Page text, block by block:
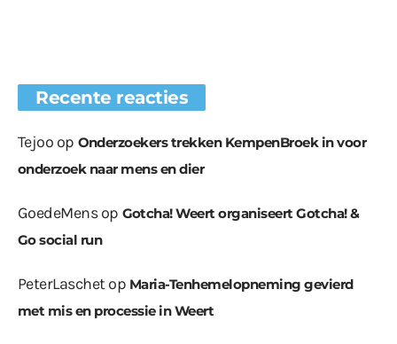
Recente reacties
Tejoo op Onderzoekers trekken KempenBroek in voor
onderzoek naar mens en dier
GoedeMensop Gotcha! Weert organiseert Gotcha! &
Go social run
PeterLaschetop Maria-Tenhemelopneming gevierd
met mis en processie in Weert